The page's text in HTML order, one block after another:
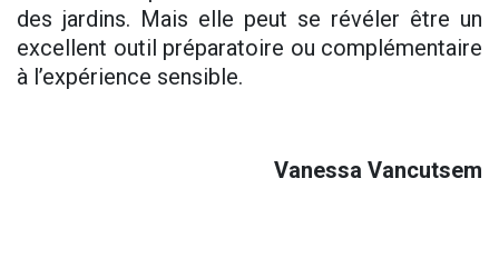
des jardins. Mais elle peut se révéler être un
excellent outil préparatoire ou complémentaire
à l’expérience sensible.
Vanessa Vancutsem